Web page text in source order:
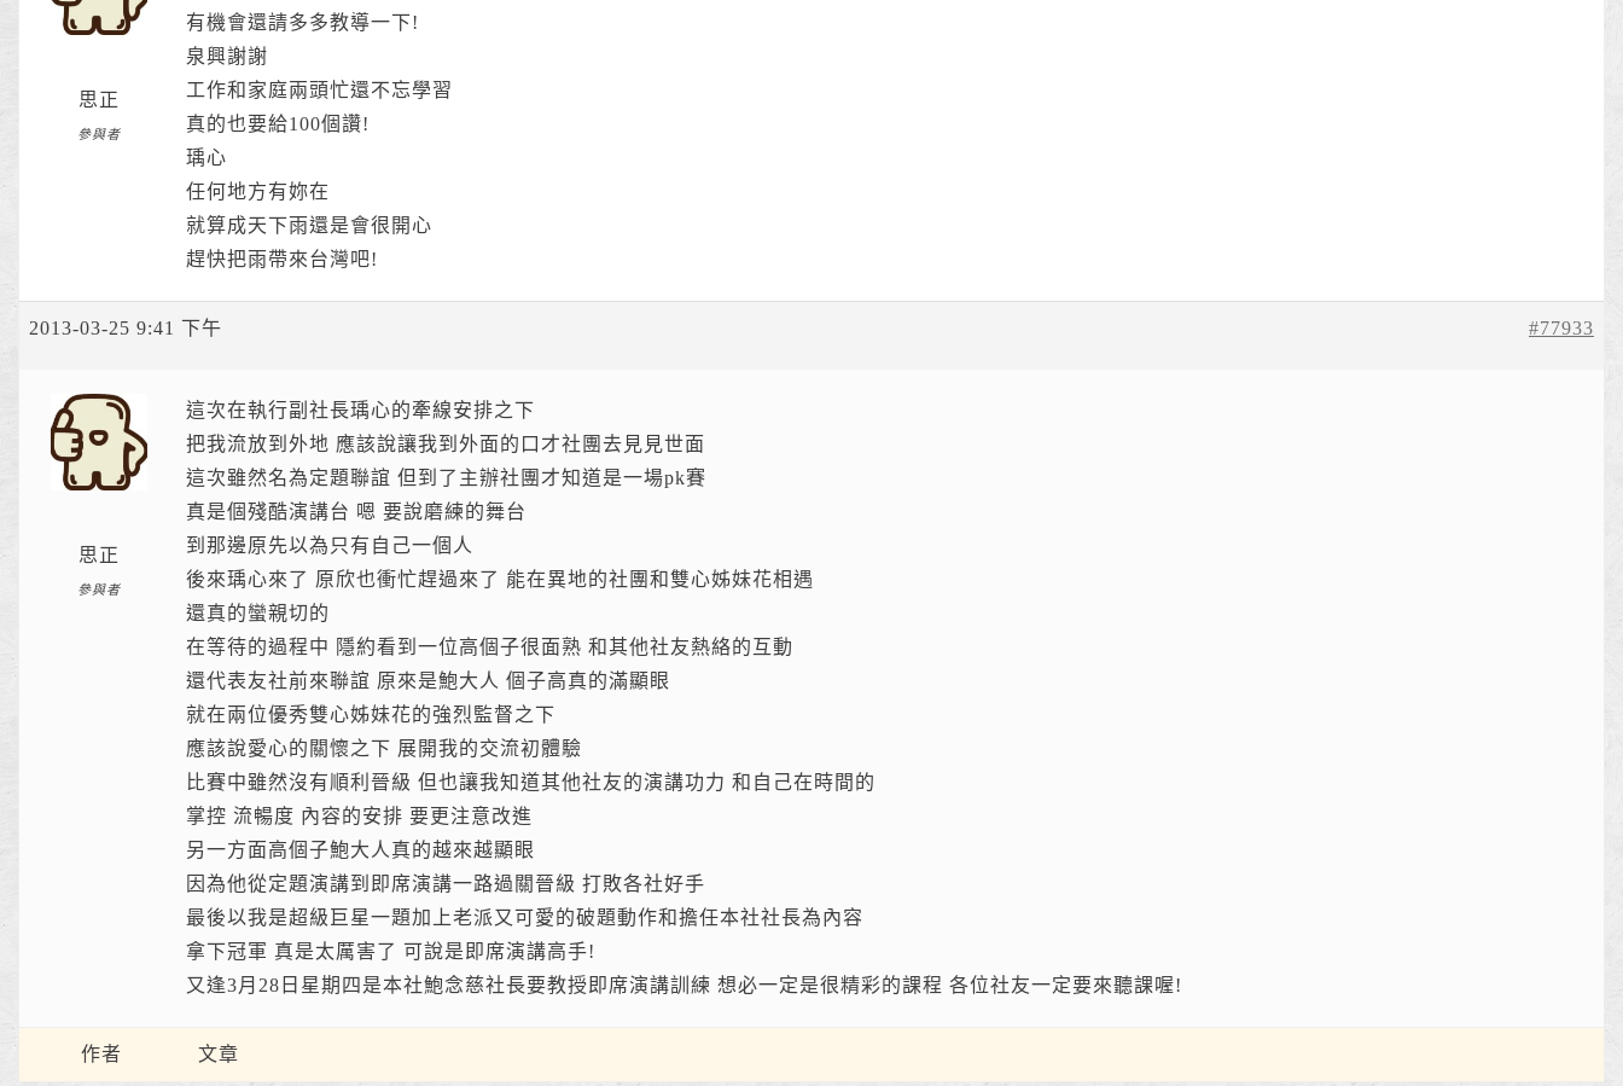
思正
參與者
有機會還請多多教導一下!
泉興謝謝
工作和家庭兩頭忙還不忘學習
真的也要給100個讚!
瑀心
任何地方有妳在
就算成天下雨還是會很開心
趕快把雨帶來台灣吧!
2013-03-25 9:41 下午 #77933
思正
參與者
這次在執行副社長瑀心的牽線安排之下
把我流放到外地 應該說讓我到外面的口才社團去見見世面
這次雖然名為定題聯誼 但到了主辦社團才知道是一場pk賽
真是個殘酷演講台 嗯 要說磨練的舞台
到那邊原先以為只有自己一個人
後來瑀心來了 原欣也衝忙趕過來了 能在異地的社團和雙心姊妹花相遇
還真的蠻親切的
在等待的過程中 隱約看到一位高個子很面熟 和其他社友熱絡的互動
還代表友社前來聯誼 原來是鮑大人 個子高真的滿顯眼
就在兩位優秀雙心姊妹花的強烈監督之下
應該說愛心的關懷之下 展開我的交流初體驗
比賽中雖然沒有順利晉級 但也讓我知道其他社友的演講功力 和自己在時間的
掌控 流暢度 內容的安排 要更注意改進
另一方面高個子鮑大人真的越來越顯眼
因為他從定題演講到即席演講一路過關晉級 打敗各社好手
最後以我是超級巨星一題加上老派又可愛的破題動作和擔任本社社長為內容
拿下冠軍 真是太厲害了 可說是即席演講高手!
又逢3月28日星期四是本社鮑念慈社長要教授即席演講訓練 想必一定是很精彩的課程 各位社友一定要來聽課喔!
作者 文章